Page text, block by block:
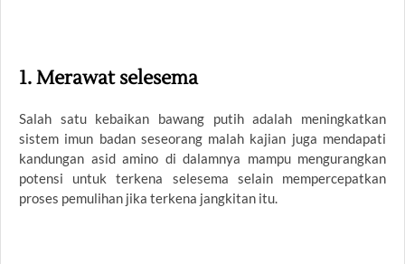
1. Merawat selesema
Salah satu kebaikan bawang putih adalah meningkatkan
sistem imun badan seseorang malah kajian juga mendapati
kandungan asid amino di dalamnya mampu mengurangkan
potensi untuk terkena selesema selain mempercepatkan
proses pemulihan jika terkena jangkitan itu.